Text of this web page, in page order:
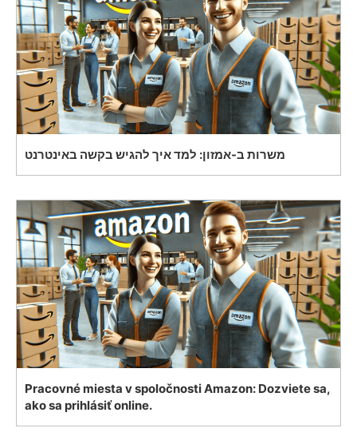
משרות ב-אמזון: למד איך להגיש בקשה באינטרנט
Pracovné miesta v spoločnosti Amazon: Dozviete sa,
ako sa prihlásiť online.